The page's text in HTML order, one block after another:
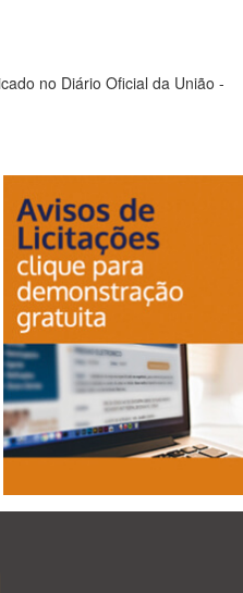
no Diário Oficial da União -